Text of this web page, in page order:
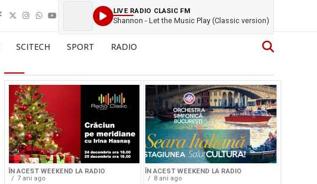
LIVE RADIO CLASIC FM
Shannon - Let the Music Play (Classic version)
SCITECH SPORT RADIO
ÎN ACEST WEEKEND LA RADIO
7 ani ago
ÎN ACEST WEEKEND LA RADIO
8 ani ago